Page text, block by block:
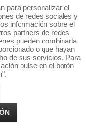
para personalizar el
de redes sociales y
información sobre el
partners de redes
pueden combinarla
o que hayan
de sus servicios. Para
pulse en el botón